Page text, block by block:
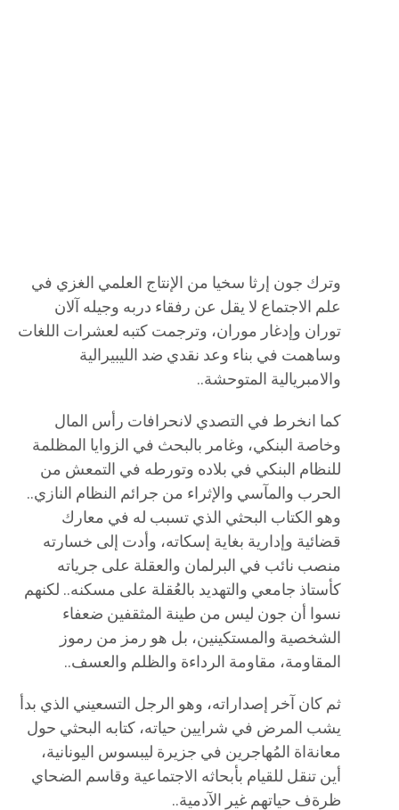
وترك جون إرثا سخيا من الإنتاج العلمي الغزي في
علم الاجتماع لا يقل عن رفقاء دربه وجيله آلان
توران وإدغار موران، وترجمت كتبه لعشرات اللغات
وساهمت في بناء وعد نقدي ضد الليبيرالية
والامبريالية المتوحشة..
كما انخرط في التصدي لانحرافات رأس المال
وخاصة البنكي، وغامر بالبحث في الزوايا المظلمة
للنظام البنكي في بلاده وتورطه في التمعش من
الحرب والمآسي والإثراء من جرائم النظام النازي..
وهو الكتاب البحثي الذي تسبب له في معارك
قضائية وإدارية بغاية إسكاته، وأدت إلى خسارته
منصب نائب في البرلمان والعقلة على جرياته
كأستاذ جامعي والتهديد بالعُقلة على مسكنه.. لكنهم
نسوا أن جون ليس من طينة المثقفين ضعفاء
الشخصية والمستكينين، بل هو رمز من رموز
المقاومة، مقاومة الرداءة والظلم والعسف..
ثم كان آخر إصداراته، وهو الرجل التسعيني الذي بدأ
يشب المرض في شرايين حياته، كتابه البحثي حول
معانةاة المُهاجرين في جزيرة ليبسوس اليونانية،
أين تنقل للقيام بأبحاثه الاجتماعية وقاسم الضحاي
ظرةف حياتهم غير الآدمية..